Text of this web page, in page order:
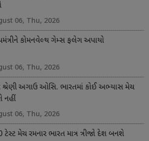
06, Thu, 2026
કોમનવેલ્થ ગેમ્સ ફલેગ અપાયો
06, Thu, 2026
શ્રેણી અગાઉ ઓસિ. ભારતમાં કોઈ અભ્યાસ મેચ
નહીં
06, Thu, 2026
ટેસ્ટ મેચ રમનાર ભારત માત્ર ત્રીજો દેશ બનશે